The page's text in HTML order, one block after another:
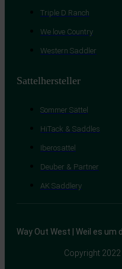
Triple D Ranch
We love Country
Western Saddler
Sattelhersteller
Sommer Sättel
HiTack & Saddles
Iberosattel
Deuber & Partner
AK Saddlery
Way Out West | Weil es um
Copyright